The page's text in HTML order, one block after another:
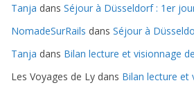
Tanja dans Séjour à Düsseldorf : 1er
NomadeSurRails dans Séjour à
Tanja dans Bilan lecture et visionnage
Les Voyages de Ly dans Bilan lecture et